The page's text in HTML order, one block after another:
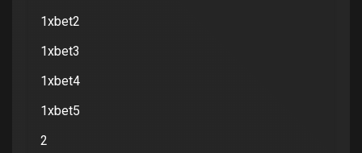
1xbet2
1xbet3
1xbet4
1xbet5
2